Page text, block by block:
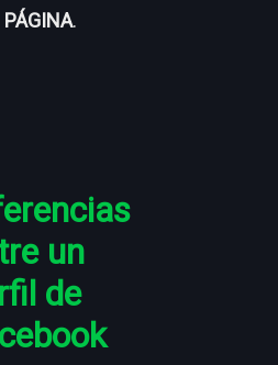
y tú
respuesta
es positiva,
haz clic en
CREAR
PÁGINA.